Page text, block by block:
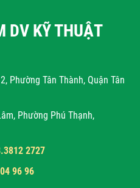
DV KỸ THUẬT
Phường Tân Thành, Quận Tân
Phường Phú Thạnh,
2727
96 96